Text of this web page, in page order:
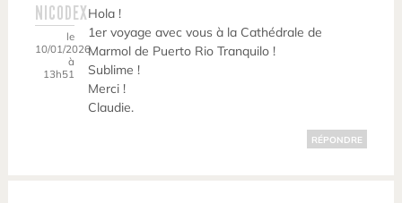
NICODEX
le
10/01/2026
à
13h51
Hola !
1er voyage avec vous à la Cathédrale de
Marmol de Puerto Rio Tranquilo !
Sublime !
Merci !
Claudie.
RÉPONDRE